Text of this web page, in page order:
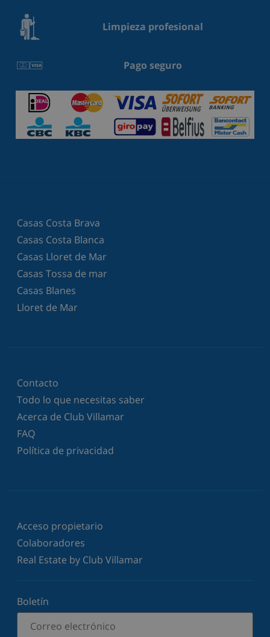
Limpieza profesional
Pago seguro
Casas Costa Brava
Casas Costa Blanca
Casas Lloret de Mar
Casas Tossa de mar
Casas Blanes
Lloret de Mar
Contacto
Todo lo que necesitas saber
Acerca de Club Villamar
FAQ
Política de privacidad
Acceso propietario
Colaboradores
Real Estate by Club Villamar
Boletín